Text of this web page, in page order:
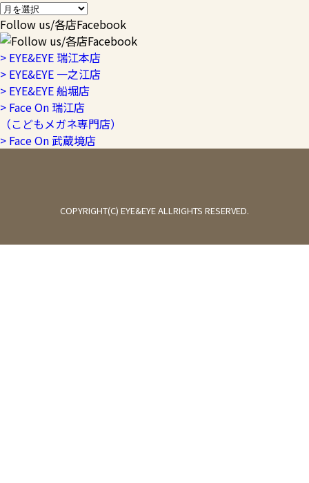
Follow us/各店Facebook
> EYE&EYE 瑞江本店
> EYE&EYE 一之江店
> EYE&EYE 船堀店
> Face On 瑞江店
（こどもメガネ専門店）
> Face On 武蔵境店
COPYRIGHT(C) EYE&EYE ALLRIGHTS RESERVED.